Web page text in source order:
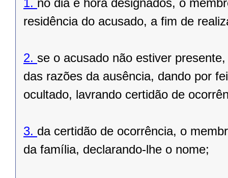
1. no dia e hora designados, o
residência do acusado, a fim de
2. se o acusado não estiver
das razões da ausência, dando por
ocultado, lavrando certidão de
3. da certidão de ocorrência, o
da família, declarando-lhe o nome;